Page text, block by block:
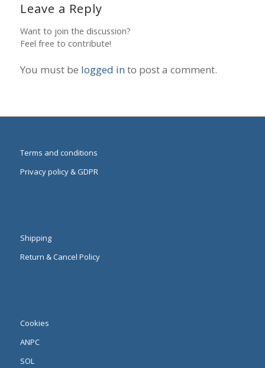
Leave a Reply
Want to join the discussion?
Feel free to contribute!
You must be logged in to post a comment.
Terms and conditions
Privacy policy & GDPR
Shipping
Return & Cancel Policy
Cookies
ANPC
SOL